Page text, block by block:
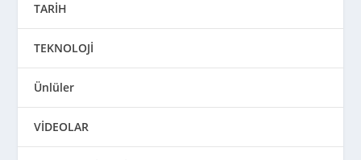
TARİH
TEKNOLOJİ
Ünlüler
VİDEOLAR